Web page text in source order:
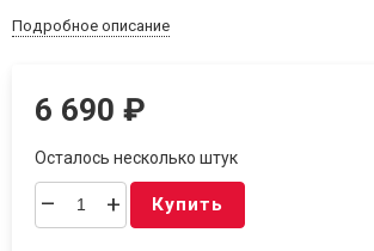
Подробное описание
6 690₽
Осталось несколько штук
– + Купить